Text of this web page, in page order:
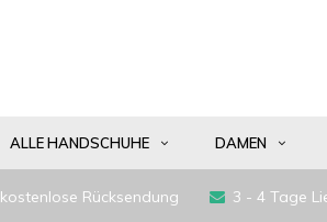
ALLE HANDSCHUHE DAMEN
Rücksendung 3 - 4 Tage